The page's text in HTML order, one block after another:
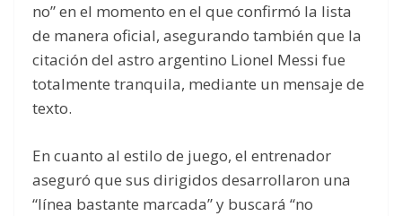
no” en el momento en el que confirmó la lista
de manera oficial, asegurando también que la
citación del astro argentino Lionel Messi fue
totalmente tranquila, mediante un mensaje de
texto.
En cuanto al estilo de juego, el entrenador
aseguró que sus dirigidos desarrollaron una
“línea bastante marcada” y buscará “no